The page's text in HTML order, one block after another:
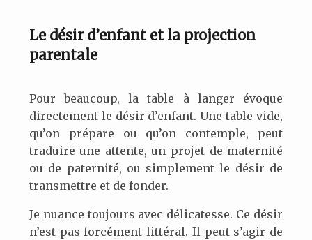
Le désir d’enfant et la projection
parentale
Pour beaucoup, la table à langer évoque
directement le désir d’enfant. Une table vide,
qu’on prépare ou qu’on contemple, peut
traduire une attente, un projet de maternité
ou de paternité, ou simplement le désir de
transmettre et de fonder.
Je nuance toujours avec délicatesse. Ce désir
n’est pas forcément littéral. Il peut s’agir de